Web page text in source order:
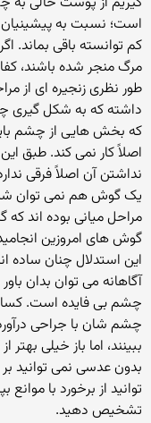
است؛ نسبت به
کم توانسته باقی بماند.
مرگ منجر شده باشند،
طور نظری زنجیره ای از
داشته که به شکل گیری
که بخش هایی از چشم
اصلاً کار نمی کند. طبق
نداشتن آن اصلاً فرقی
یک گوش هم نمی توان
مراحل میانی بوده اند
گوش های امروزین
این استدلال چنان ساده
آگاهانه می توان بدان
چشم بی فایده است.
چشم شان با جراحی
ببینند، اما باز خیلی
بدون عدسی نمی توانید
توانید از برخورد با
تشخیص دهید.